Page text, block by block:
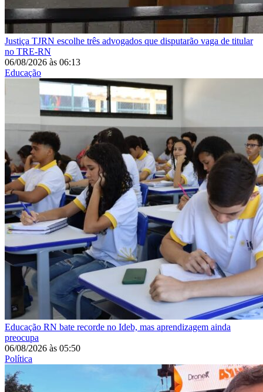
Justiça TJRN escolhe três advogados que disputarão vaga de titular
no TRE-RN
06/08/2026 às 06:13
Educação
Educação RN bate recorde no Ideb, mas aprendizagem ainda
preocupa
06/08/2026 às 05:50
Política